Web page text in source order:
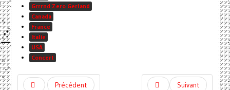
Grrrnd Zero Gerland
Canada
France
Italie
USA
Concert
Précédent Suivant